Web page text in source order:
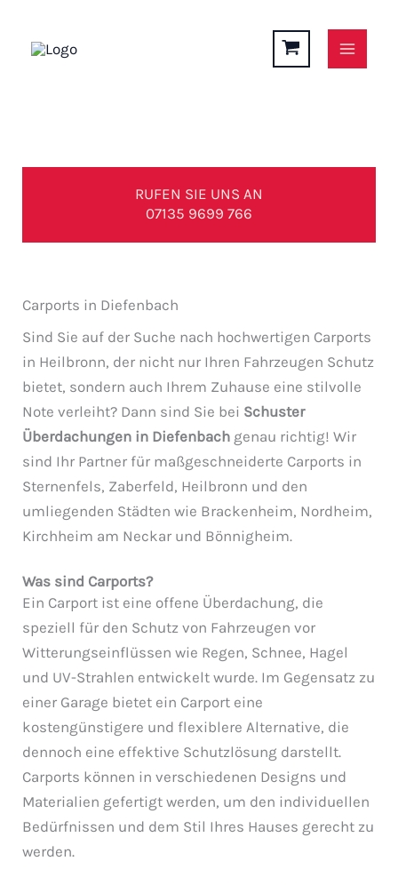
springen
RUFEN SIE UNS AN
07135 9699 766
Carports in Diefenbach
Sind Sie auf der Suche nach hochwertigen Carports
in Heilbronn, der nicht nur Ihren Fahrzeugen Schutz
bietet, sondern auch Ihrem Zuhause eine stilvolle
Note verleiht? Dann sind Sie bei Schuster
Überdachungen in Diefenbach genau richtig! Wir
sind Ihr Partner für maßgeschneiderte Carports in
Sternenfels, Zaberfeld, Heilbronn und den
umliegenden Städten wie Brackenheim, Nordheim,
Kirchheim am Neckar und Bönnigheim.
Was sind Carports?
Ein Carport ist eine offene Überdachung, die
speziell für den Schutz von Fahrzeugen vor
Witterungseinflüssen wie Regen, Schnee, Hagel
und UV-Strahlen entwickelt wurde. Im Gegensatz zu
einer Garage bietet ein Carport eine
kostengünstigere und flexiblere Alternative, die
dennoch eine effektive Schutzlösung darstellt.
Carports können in verschiedenen Designs und
Materialien gefertigt werden, um den individuellen
Bedürfnissen und dem Stil Ihres Hauses gerecht zu
werden.